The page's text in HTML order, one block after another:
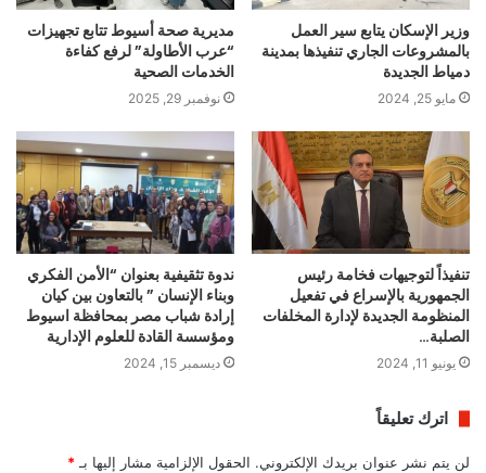
وزير الإسكان يتابع سير العمل
بالمشروعات الجاري تنفيذها بمدينة
دمياط الجديدة
مايو 25, 2024
مديرية صحة أسيوط تتابع تجهيزات
“عرب الأطاولة” لرفع كفاءة
الخدمات الصحية
نوفمبر 29, 2025
تنفيذاً لتوجيهات فخامة رئيس
الجمهورية بالإسراع في تفعيل
المنظومة الجديدة لإدارة المخلفات
الصلبة…
يونيو 11, 2024
ندوة تثقيفية بعنوان “الأمن الفكري
وبناء الإنسان ” بالتعاون بين كيان
إرادة شباب مصر بمحافظة اسيوط
ومؤسسة القادة للعلوم الإدارية
ديسمبر 15, 2024
اترك تعليقاً
لن يتم نشر عنوان بريدك الإلكتروني. الحقول الإلزامية مشار إليها بـ *